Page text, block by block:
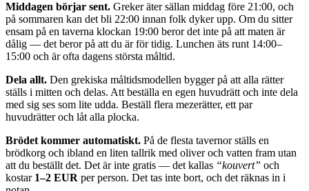
Middagen börjar sent. Greker äter sällan middag före 21:00, och
på sommaren kan det bli 22:00 innan folk dyker upp. Om du sitter
ensam på en taverna klockan 19:00 beror det inte på att maten är
dålig — det beror på att du är för tidig. Lunchen äts runt 14:00–
15:00 och är ofta dagens största måltid.
Dela allt. Den grekiska måltidsmodellen bygger på att alla rätter
ställs i mitten och delas. Att beställa en egen huvudrätt och inte dela
med sig ses som lite udda. Beställ flera mezerätter, ett par
huvudrätter och låt alla plocka.
Brödet kommer automatiskt. På de flesta tavernor ställs en
brödkorg och ibland en liten tallrik med oliver och vatten fram utan
att du beställt det. Det är inte gratis — det kallas “kouvert” och
kostar 1–2 EUR per person. Det tas inte bort, och det räknas in i